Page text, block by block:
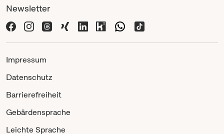
Newsletter
Impressum
Datenschutz
Barrierefreiheit
Gebärdensprache
Leichte Sprache